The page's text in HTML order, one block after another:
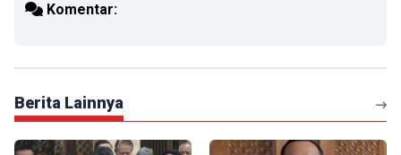
Komentar:
Berita Lainnya